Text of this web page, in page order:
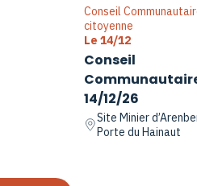
Conseil
citoyenne
Le 14/12
Conseil
14/12/26
Site Minier
Porte du Hainaut